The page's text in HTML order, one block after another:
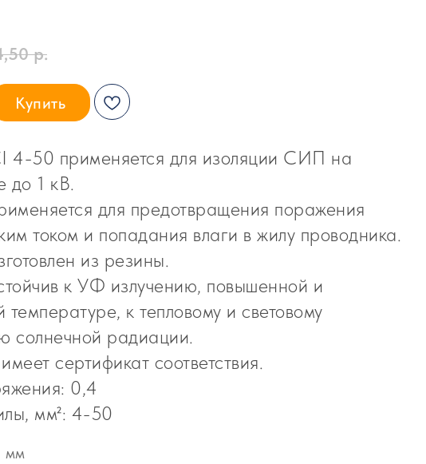
р.
Купить
4-50 применяется для изоляции СИП на
до 1 кВ.
для предотвращения поражения
током и попадания влаги в жилу проводника.
из резины.
к УФ излучению, повышенной и
к тепловому и световому
солнечной радиации.
сертификат соответствия.
0,4
мм²: 4-50
мм